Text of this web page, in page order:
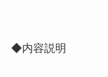
◆内容説明